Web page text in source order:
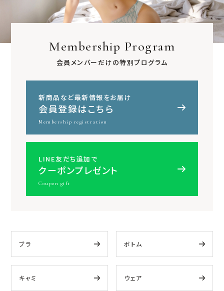
Membership Program
会員メンバーだけの特別プログラム
新商品など最新情報をお届け
会員登録はこちら
Membership registration
LINE友だち追加で
クーポンプレゼント
Coupon gift
ブラ ボトム
キャミ ウェア